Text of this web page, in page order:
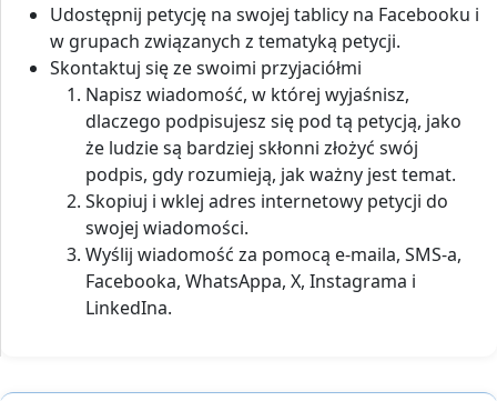
Udostępnij petycję na swojej tablicy na Facebooku i
w grupach związanych z tematyką petycji.
Skontaktuj się ze swoimi przyjaciółmi
Napisz wiadomość, w której wyjaśnisz,
dlaczego podpisujesz się pod tą petycją, jako
że ludzie są bardziej skłonni złożyć swój
podpis, gdy rozumieją, jak ważny jest temat.
Skopiuj i wklej adres internetowy petycji do
swojej wiadomości.
Wyślij wiadomość za pomocą e-maila, SMS-a,
Facebooka, WhatsAppa, X, Instagrama i
LinkedIna.